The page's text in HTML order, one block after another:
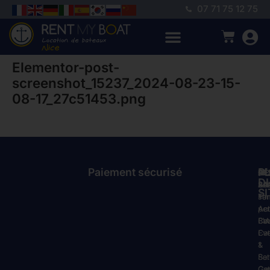
07 71 75 12 75
Elementor-post-
screenshot_15237_2024-08-23-15-
08-17_27c51453.png
Paiement sécurisé
1
À
&